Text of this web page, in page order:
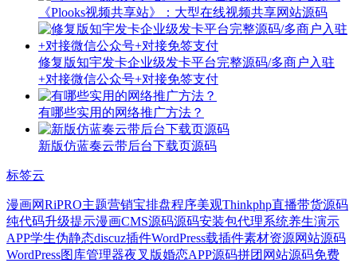
《Plooks视频共享站》：大型在线视频共享网站源码
修复版知宇发卡企业级发卡平台完整源码/多商户入驻
+对接微信公众号+对接免签支付
有哪些实用的网络推广方法？
新版仿蓝奏云带后台下载页源码
标签云
漫画网RiPRO主题营销宝排盘程序美观Thinkphp直播带货源码
纯代码升级提示漫画CMS源码源码安装包代理系统养生演示
APP学生伪静态discuz插件WordPress载插件素材资源网站源码
WordPress图库管理器夜叉版婚恋APP源码拼团网站源码免费